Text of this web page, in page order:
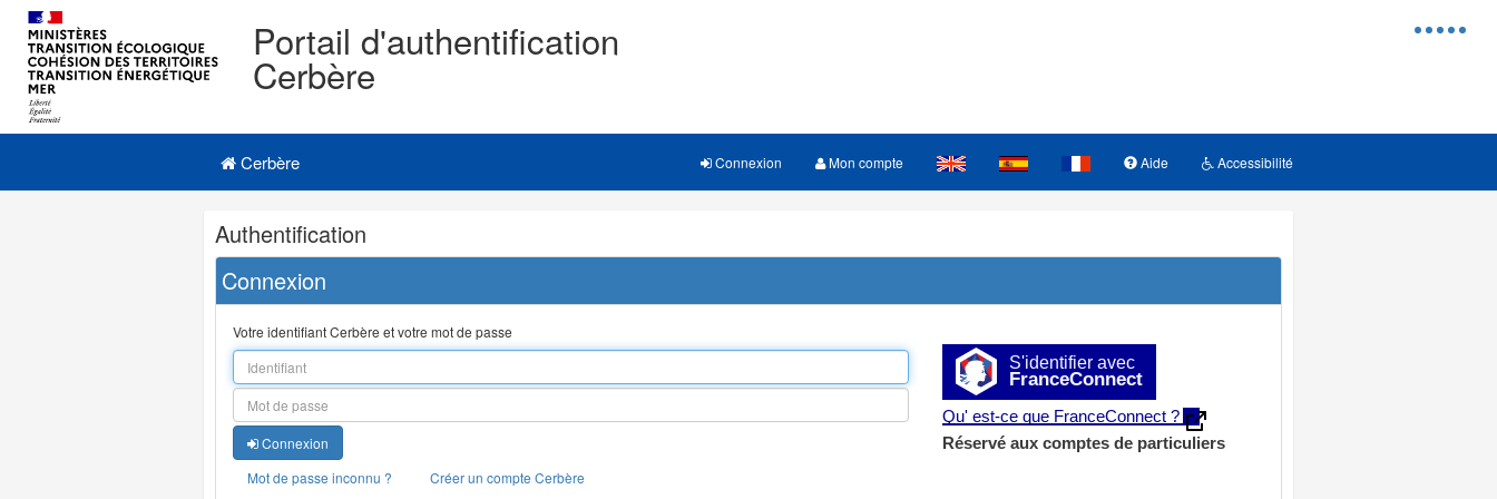
Menu
Portail d'authentification
Cerbère
Navigation
Menu principal
Cerbère Connexion Mon compte Aide Accessibilité
Navigation
et
outils
annexes
Authentification
Connexion
S'identifier avec
FranceConnect
Qu' est-ce que FranceConnect ?
Réservé aux comptes de particuliers
Votre identifiant Cerbère et votre mot de passe
Connexion
Mot de passe inconnu ?
Créer un compte Cerbère